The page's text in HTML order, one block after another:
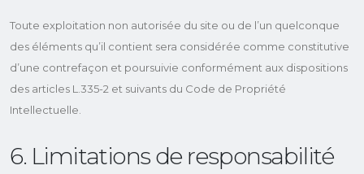
Toute exploitation non autorisée du site ou de l’un quelconque
des éléments qu’il contient sera considérée comme constitutive
d’une contrefaçon et poursuivie conformément aux dispositions
des articles L.335-2 et suivants du Code de Propriété
Intellectuelle.
6. Limitations de responsabilité